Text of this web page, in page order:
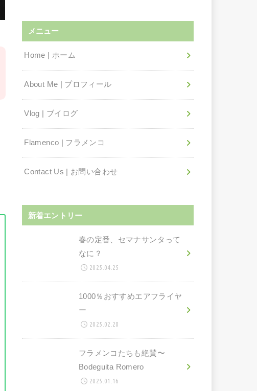
メニュー
Home | ホーム
About Me | プロフィール
Vlog | ブイログ
Flamenco | フラメンコ
Contact Us | お問い合わせ
新着エントリー
春の定番、セマナサンタって
なに？
2025.04.25
1000％おすすめエアフライヤ
ー
2025.02.28
フラメンコたちも絶賛〜
Bodeguita Romero
2025.01.16